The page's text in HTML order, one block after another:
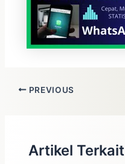
PREVIOUS
Artikel Terkait